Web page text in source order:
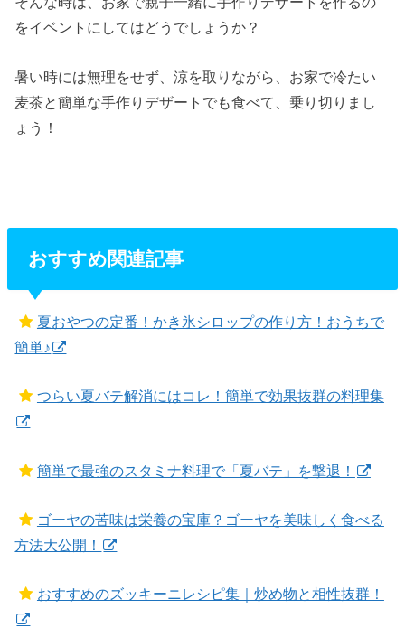
をイベントにしてはどうでしょうか？
暑い時には無理をせず、涼を取りながら、お家で冷たい
麦茶と簡単な手作りデザートでも食べて、乗り切りまし
ょう！
おすすめ関連記事
夏おやつの定番！かき氷シロップの作り方！おうちで
簡単♪
つらい夏バテ解消にはコレ！簡単で効果抜群の料理集
簡単で最強のスタミナ料理で「夏バテ」を撃退！
ゴーヤの苦味は栄養の宝庫？ゴーヤを美味しく食べる
方法大公開！
おすすめのズッキーニレシピ集｜炒め物と相性抜群！